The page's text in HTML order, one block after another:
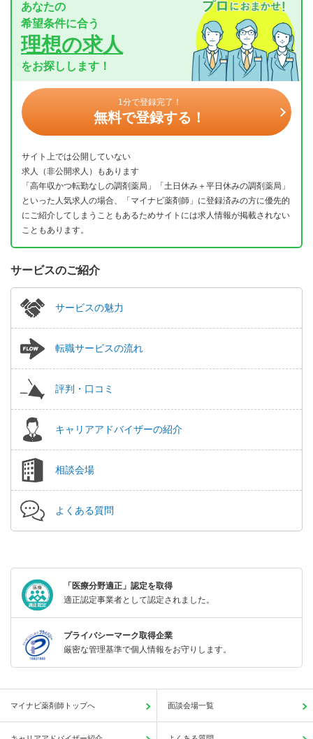
あなたの
希望条件に合う
理想の求人
をお探しします！
1分で登録完了！
無料で登録する！
サイト上では公開していない
求人（非公開求人）もあります
「高年収かつ転勤なしの調剤薬局」「土日休み＋平日休みの調剤薬局」
といった人気求人の場合、「マイナビ薬剤師」に登録済みの方に優先的
にご紹介してしまうこともあるためサイトには求人情報が掲載されない
こともあります。
サービスのご紹介
サービスの魅力
転職サービスの流れ
評判・口コミ
キャリアアドバイザーの紹介
相談会場
よくある質問
「医療分野適正」認定を取得
適正認定事業者として認定されました。
プライバシーマーク取得企業
厳密な管理基準で個人情報をお守りします。
マイナビ薬剤師トップへ 面談会場一覧